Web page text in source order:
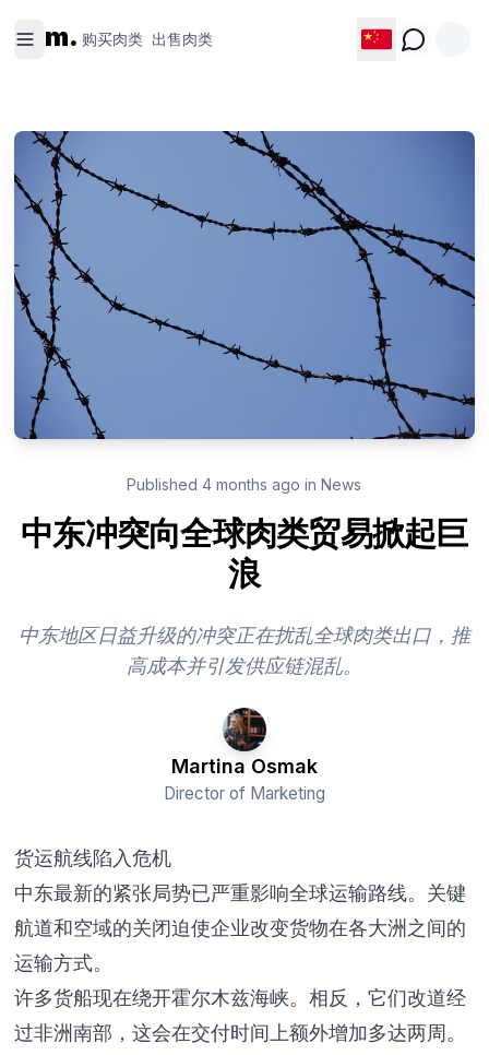
m. 购买肉类 出售肉类
Published 4 months ago inNews
中东冲突向全球肉类贸易掀起巨
浪
中东地区日益升级的冲突正在扰乱全球肉类出口，推
高成本并引发供应链混乱。
Martina Osmak
Director of Marketing
货运航线陷入危机
中东最新的紧张局势已严重影响全球运输路线。关键
航道和空域的关闭迫使企业改变货物在各大洲之间的
运输方式。
许多货船现在绕开霍尔木兹海峡。相反，它们改道经
过非洲南部，这会在交付时间上额外增加多达两周。